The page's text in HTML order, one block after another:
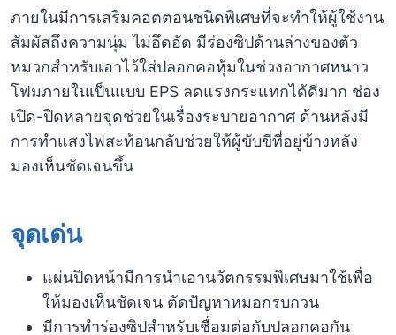
ภายในมีการเสริมคอตตอนชนิดพิเศษที่จะทำให้ผู้ใช้งาน
สัมผัสถึงความนุ่ม ไม่อึดอัด มีร่องซิปด้านล่างของตัว
หมวกสำหรับเอาไว้ใส่ปลอกคอหุ้มในช่วงอากาศหนาว
โฟมภายในเป็นแบบ EPS ลดแรงกระแทกได้ดีมาก ช่อง
เปิด-ปิดหลายจุดช่วยในเรื่องระบายอากาศ ด้านหลังมี
การทำแสงไฟสะท้อนกลับช่วยให้ผู้ขับขี่ที่อยู่ข้างหลัง
มองเห็นชัดเจนขึ้น
จุดเด่น
แผ่นปิดหน้ามีการนำเอานวัตกรรมพิเศษมาใช้เพื่อ
ให้มองเห็นชัดเจน ตัดปัญหาหมอกรบกวน
มีการทำร่องซิปสำหรับเชื่อมต่อกับปลอกคอกัน